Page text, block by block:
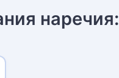
наречия: